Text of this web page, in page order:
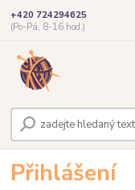
+420 724294625
(Po-Pá, 8-16 hod.)
Přihlášení